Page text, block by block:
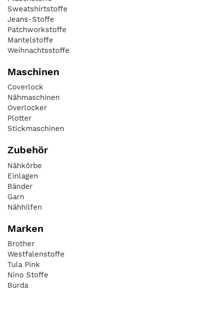
Sweatshirtstoffe
Jeans-Stoffe
Patchworkstoffe
Mantelstoffe
Weihnachtsstoffe
Maschinen
Coverlock
Nähmaschinen
Overlocker
Plotter
Stickmaschinen
Zubehör
Nähkörbe
Einlagen
Bänder
Garn
Nähhilfen
Marken
Brother
Westfalenstoffe
Tula Pink
Nino Stoffe
Burda